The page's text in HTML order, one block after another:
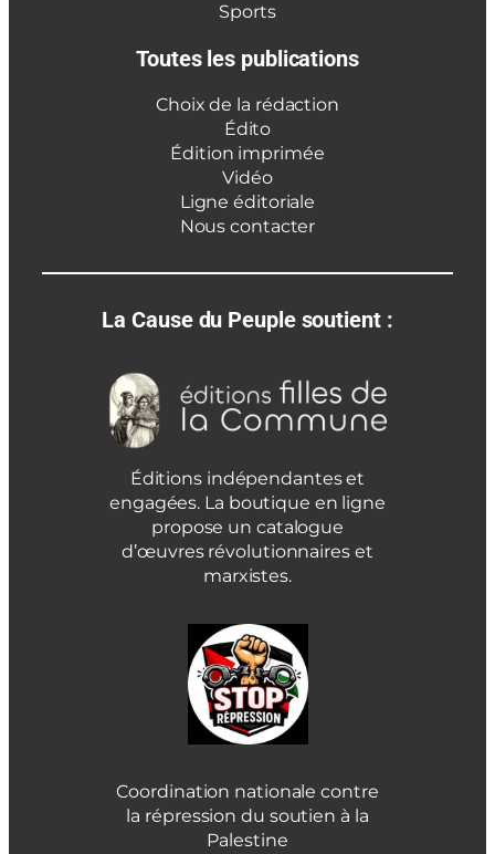
Sports
Toutes les publications
Choix de la rédaction
Édito
Édition imprimée
Vidéo
Ligne éditoriale
Nous contacter
La Cause du Peuple soutient :
Éditions indépendantes et
engagées. La boutique en ligne
propose un catalogue
d’œuvres révolutionnaires et
marxistes.
Coordination nationale contre
la répression du soutien à la
Palestine